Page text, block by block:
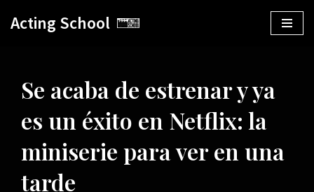
Acting School
Se acaba de estrenar y ya
es un éxito en Netflix: la
miniserie para ver en una
tarde